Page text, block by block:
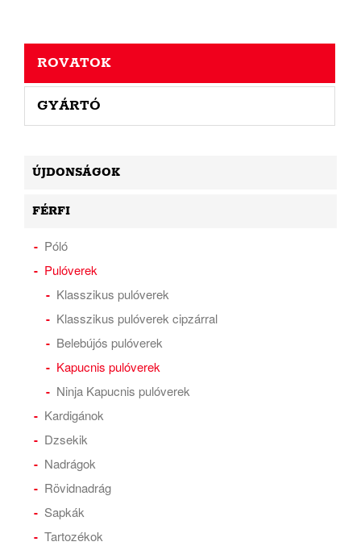
ROVATOK
GYÁRTÓ
ÚJDONSÁGOK
FÉRFI
Póló
Pulóverek
Klasszikus pulóverek
Klasszikus pulóverek cipzárral
Belebújós pulóverek
Kapucnis pulóverek
Ninja Kapucnis pulóverek
Kardigánok
Dzsekik
Nadrágok
Rövidnadrág
Sapkák
Tartozékok